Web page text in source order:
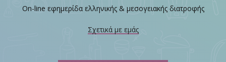
On-line εφημερίδα ελληνικής & μεσογειακής διατροφής
Σχετικά με εμάς